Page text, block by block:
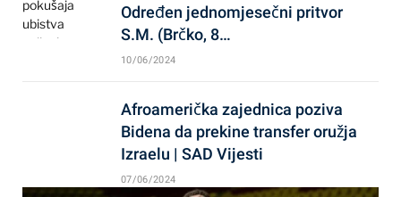
Određen jednomjesečni pritvor
S.M. (Brčko, 8…
10/06/2024
Afroamerička zajednica poziva
Bidena da prekine transfer oružja
Izraelu | SAD Vijesti
07/06/2024